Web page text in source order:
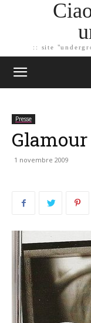
:: site
Presse
Glamour
1 novembre 2009